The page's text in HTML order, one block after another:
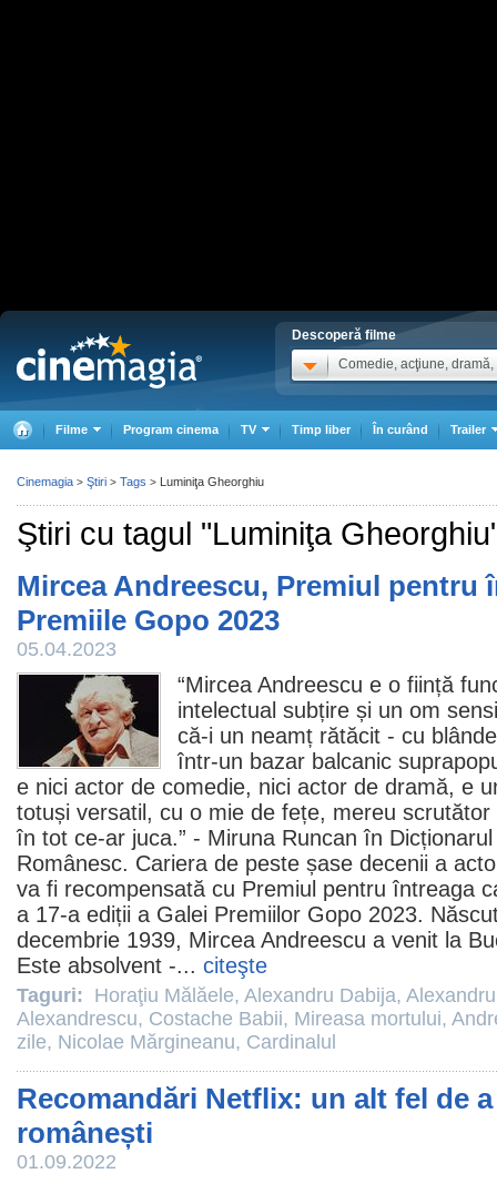
Descoperă filme
Comedie, acţiune, dramă,
Filme Program cinema TV Timp liber În curând Trailer
Ştiri cu tagul "Luminiţa
Mircea Andreescu, Premiul pentru
Premiile Gopo 2023
05.04.2023
“Mircea Andreescu e o ființă
intelectual subțire și un om
că-i un neamț rătăcit - cu
într-un bazar balcanic
e nici actor de comedie, nici actor de dramă, e
totuși versatil, cu o mie de fețe, mereu
în tot ce-ar juca.” - Miruna Runcan în
Românesc. Cariera de peste șase decenii a
va fi recompensată cu Premiul pentru întreaga
a 17-a ediții a Galei Premiilor Gopo 2023.
decembrie 1939, Mircea Andreescu a venit la
Este absolvent -... citeşte
Taguri: Horaţiu Mălăele, Alexandru Dabija,
Alexandrescu, Costache Babii, Mireasa mortului,
zile, Nicolae Mărgineanu, Cardinalul
Recomandări Netflix: un alt fel de
românești
01.09.2022
Cinemagia > Ştiri > Tags > Luminiţa Gheorghiu